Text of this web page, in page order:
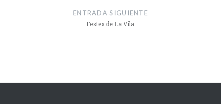
ENTRADA SIGUIENTE
Festes de La Vila